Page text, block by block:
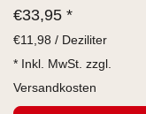
€33,95 *
€11,98 / Deziliter
* Inkl. MwSt. zzgl.
Versandkosten